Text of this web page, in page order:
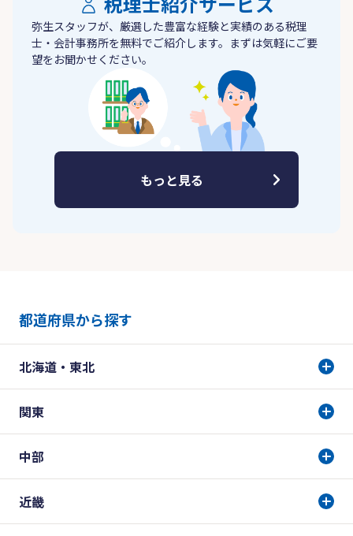
弥生スタッフが、厳選した豊富な経験と実績のある税理
士・会計事務所を無料でご紹介します。まずは気軽にご要
望をお聞かせください。
もっと見る
都道府県から探す
北海道・東北
関東
中部
近畿